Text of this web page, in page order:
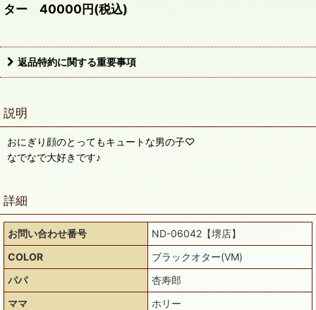
ター 40000円(税込)
返品特約に関する重要事項
説明
おにぎり顔のとってもキュートな男の子♡
なでなで大好きです♪
詳細
お問い合わせ番号
ND-06042【堺店】
COLOR
ブラックオター(VM)
パパ
杏寿郎
ママ
ホリー